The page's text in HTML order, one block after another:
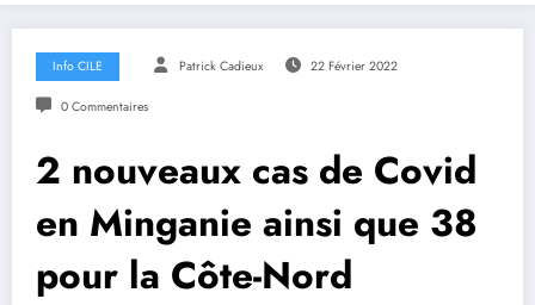
Info CILE Patrick Cadieux 22 Février 2022
0 Commentaires
2 nouveaux cas de Covid
en Minganie ainsi que 38
pour la Côte-Nord